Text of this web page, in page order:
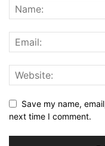
Save my name,
next time I comment.